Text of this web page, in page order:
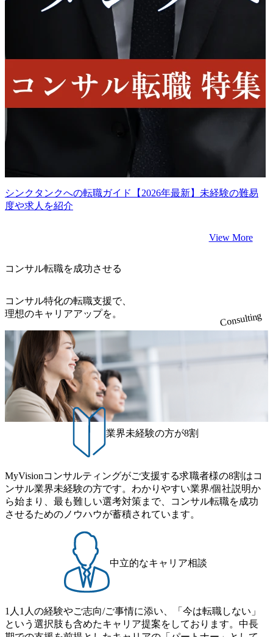
シンクタンクへの転職ガイド【2026年最新】未経験の難易
度や求人を紹介
View More
コンサル転職を成功させる
コンサル特化の転職支援で、
理想のキャリアアップを。
Consulting
業界未経験の方が8割
MyVisionコンサルティングがご支援する求職者様の8割はコ
ンサル業界未経験の方です。わかりやすい業界/個社説明か
ら始まり、最も難しい選考対策まで、コンサル転職を成功
させるためのノウハウが蓄積されています。
中立的なキャリア相談
1人1人の経験やご志向/ご事情に添い、「今は転職しない」
という選択肢も含めたキャリア提案をしております。中長